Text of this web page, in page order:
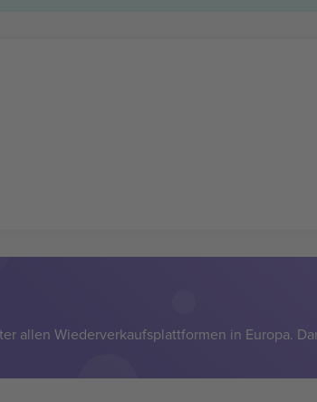
allen Wiederverkaufsplattformen in Europa.